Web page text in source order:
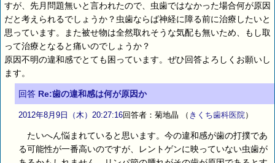
すが、先月問題無いと言われたので、虫歯ではなかった場合何が原因
だと考えられるでしょうか？虫歯ならば神経に障る前に治療したいと
思っています。また被せ物は全然取れそうな気配も無いため、もし取
って治療となると痛いのでしょうか？
原因不明の違和感でとても困っています。ぜひ回答よろしくお願いし
ます。
回答 Re:歯の違和感は何が原因か
2012年8月9日（木）20:27:16回答者：菊地晶 （ きくち歯科医院）
たいへん悩まれていると思います。今の違和感が歯の打撲であ
る可能性が一番高いのですが、レントゲンに映っていない虫歯が